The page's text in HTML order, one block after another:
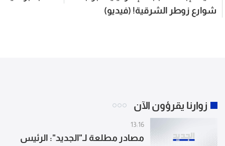
شوارع زوطر الشرقية! (فيديو)
زوارنا يقرؤون الآن
13:16
مصادر مطلعة لـ"الجديد": الرئيس